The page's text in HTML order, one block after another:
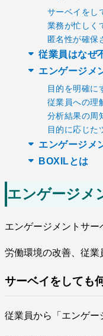
サーベイをし
業務が忙しく
匿名性が確保
従業員はなぜ
エンゲージメ
目的を明確に
従業員への理
分析結果の周
目的に応じた
エンゲージメ
BOXILとは
エンゲージメ
エンゲージメントサー
労働環境の改善、従業
サーベイをしても
従業員から「エンゲー